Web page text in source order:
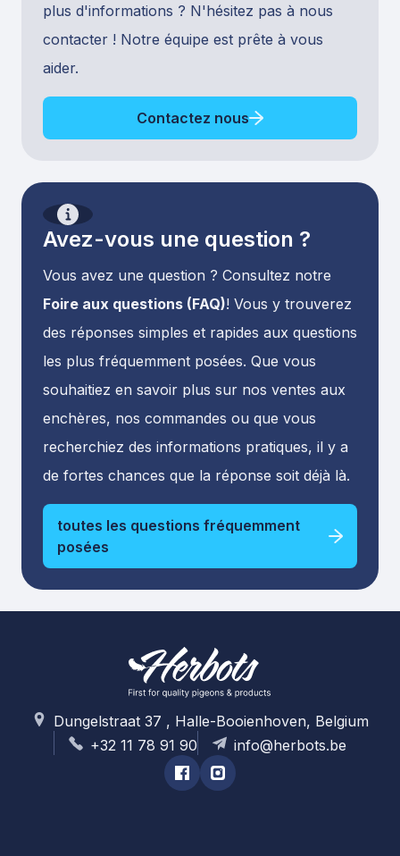
plus d'informations ? N'hésitez pas à nous
contacter ! Notre équipe est prête à vous
aider.
Contactez nous
Avez-vous une question ?
Vous avez une question ? Consultez notre
Foire aux questions (FAQ)! Vous y trouverez
des réponses simples et rapides aux questions
les plus fréquemment posées. Que vous
souhaitiez en savoir plus sur nos ventes aux
enchères, nos commandes ou que vous
recherchiez des informations pratiques, il y a
de fortes chances que la réponse soit déjà là.
toutes les questions fréquemment
posées
Dungelstraat 37 , Halle-Booienhoven, Belgium
+32 11 78 91 90
info@herbots.be